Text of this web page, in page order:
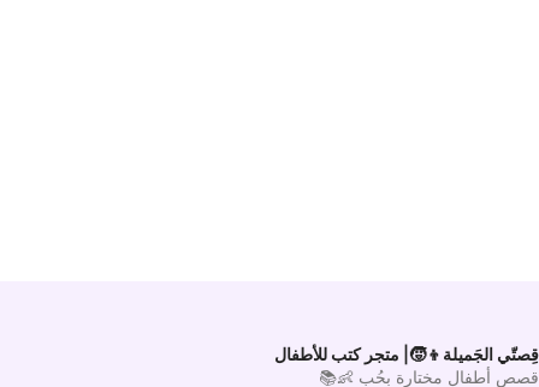
قِصتّي الجَميلة👦🧒| متجر كتب للأطفال
قصص أطفال مختارة بحُب 👶📚